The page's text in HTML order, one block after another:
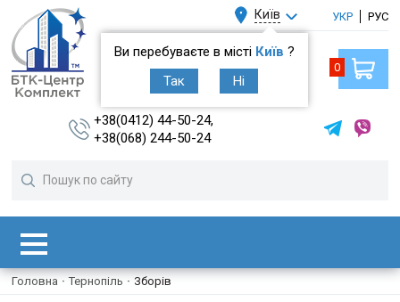
Київ
Ви перебуваєте в місті Київ ?
Так
Ні
УКР РУС
+38(0412) 44-50-24,
+38(068) 244-50-24
0
Головна · Тернопіль · Зборів